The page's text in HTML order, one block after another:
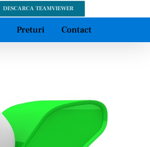
DESCARCA TEAMVIEWER
Preturi Contact